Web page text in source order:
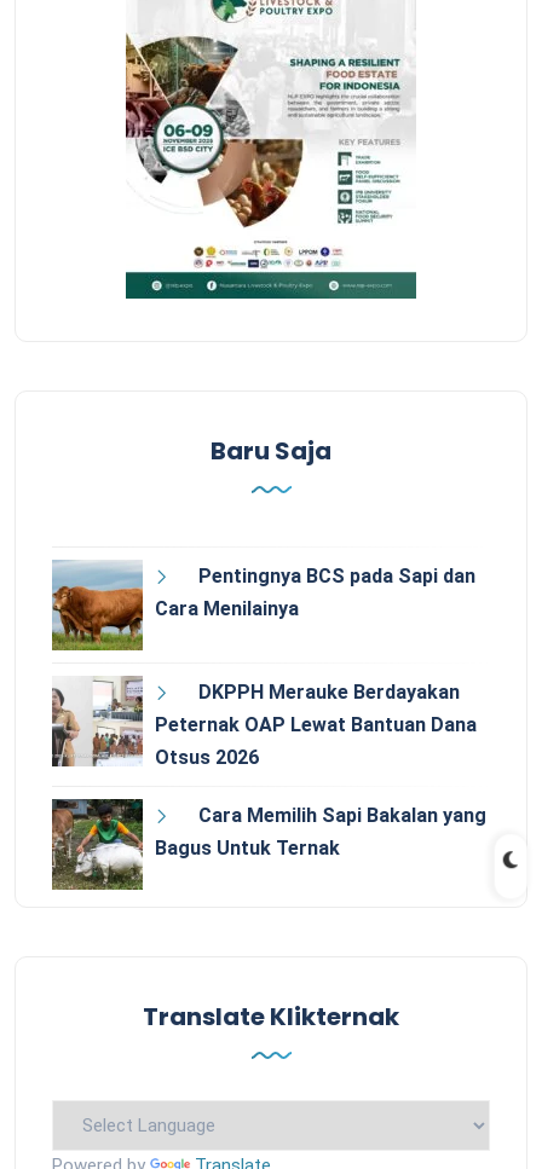
Baru Saja
Pentingnya BCS pada Sapi dan
Cara Menilainya
DKPPH Merauke Berdayakan
Peternak OAP Lewat Bantuan Dana
Otsus 2026
Cara Memilih Sapi Bakalan yang
Bagus Untuk Ternak
Translate Klikternak